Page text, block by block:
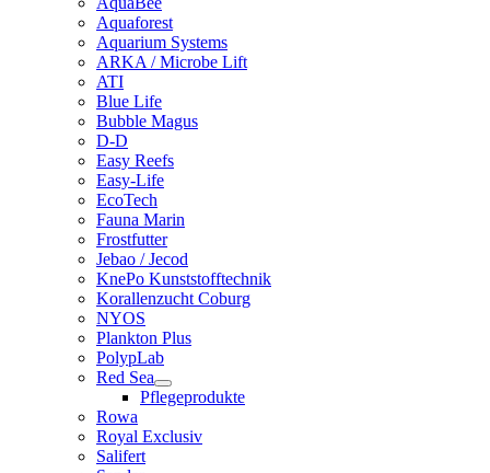
Aquaforest
Aquarium Systems
ARKA / Microbe Lift
ATI
Blue Life
Bubble Magus
D-D
Easy Reefs
Easy-Life
EcoTech
Fauna Marin
Frostfutter
Jebao / Jecod
KnePo Kunststofftechnik
Korallenzucht Coburg
NYOS
Plankton Plus
PolypLab
Red Sea
Pflegeprodukte
Rowa
Royal Exclusiv
Salifert